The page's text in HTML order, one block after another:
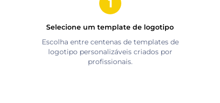
Selecione um template de logotipo
Escolha entre centenas de templates de
logotipo personalizáveis criados por
profissionais.